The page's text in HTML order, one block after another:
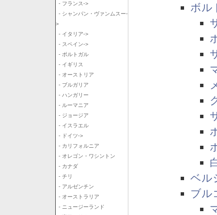
- フランス->
- シャンパン・ヴァンムスー-
>
- イタリア->
- スペイン->
- ポルトガル
- イギリス
- オーストリア
- ブルガリア
- ハンガリー
- ルーマニア
- ジョージア
- イスラエル
- ドイツ->
- カリフォルニア
- オレゴン・ワシントン
- カナダ
- チリ
- アルゼンチン
- オーストラリア
- ニュージーランド
ボル
ベル
ブル